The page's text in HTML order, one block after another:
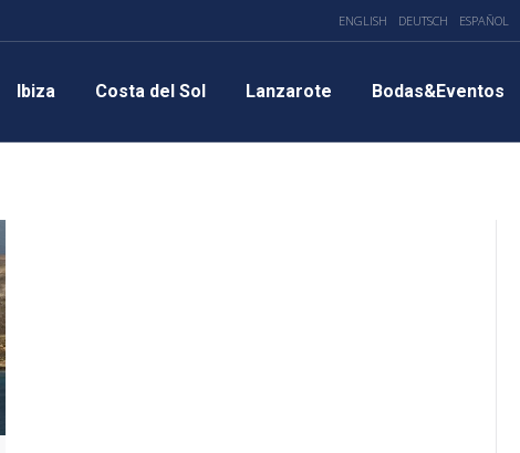
ENGLISH DEUTSCH ESPAÑOL
Ibiza Costa del Sol Lanzarote Bodas&Eventos